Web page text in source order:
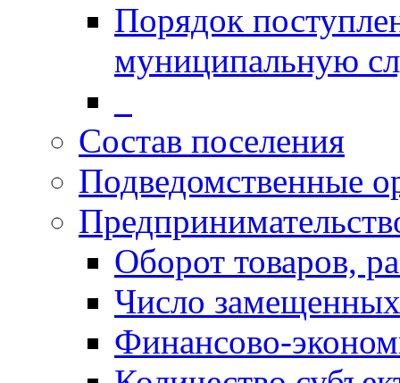
Порядок
муниципальную
Состав поселения
Подведомственные
Оборот товаров,
Число
Финансово-